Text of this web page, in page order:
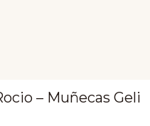
– Muñecas Geli